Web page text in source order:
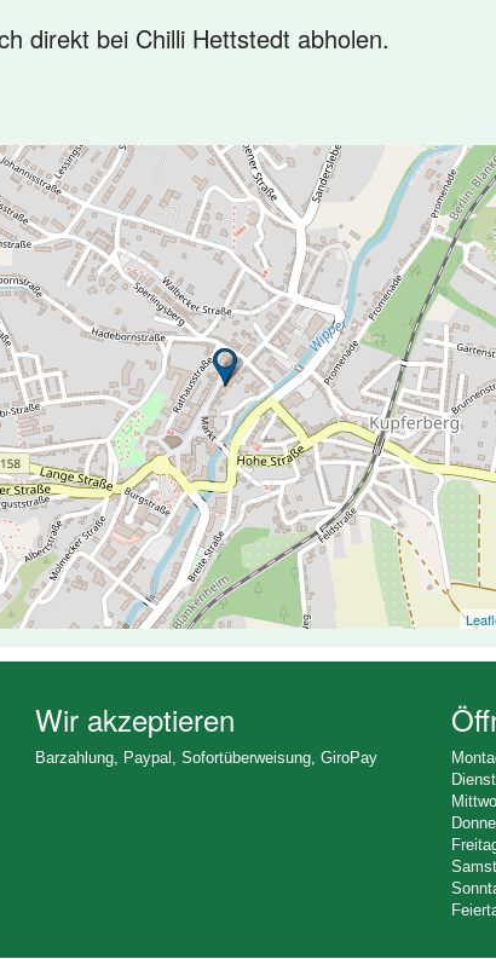
direkt bei Chilli Hettstedt abholen.
Wir akzeptieren
Barzahlung, Paypal, Sofortüberweisung, GiroPay